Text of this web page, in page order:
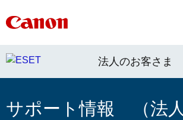
法人のお客さま
サポート情報 （法